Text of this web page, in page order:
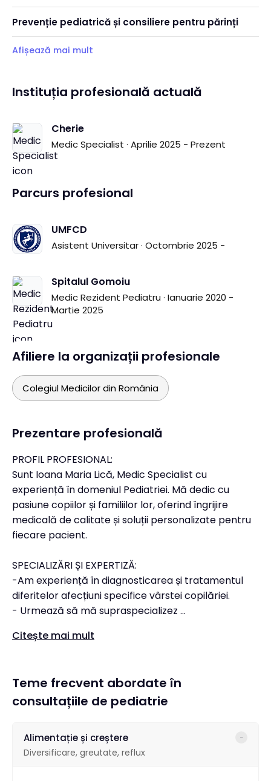
Prevenție pediatrică și consiliere pentru părinți
Afișează mai mult
Instituția profesională actuală
Cherie
Medic Specialist · Aprilie 2025 - Prezent
Parcurs profesional
UMFCD
Asistent Universitar · Octombrie 2025 -
Spitalul Gomoiu
Medic Rezident Pediatru · Ianuarie 2020 -
Martie 2025
Afiliere la organizații profesionale
Colegiul Medicilor din România
Prezentare profesională
PROFIL PROFESIONAL:
Sunt Ioana Maria Lică, Medic Specialist cu
experiență în domeniul Pediatriei. Mă dedic cu
pasiune copiilor și familiilor lor, oferind îngrijire
medicală de calitate și soluții personalizate pentru
fiecare pacient.
SPECIALIZĂRI ȘI EXPERTIZĂ:
-Am experiență în diagnosticarea și tratamentul
diferitelor afecțiuni specifice vârstei copilăriei.
- Urmează să mă supraspecializez ...
Citește mai mult
Teme frecvent abordate în
consultațiile de pediatrie
Alimentație și creștere
Diversificare, greutate, reflux
−